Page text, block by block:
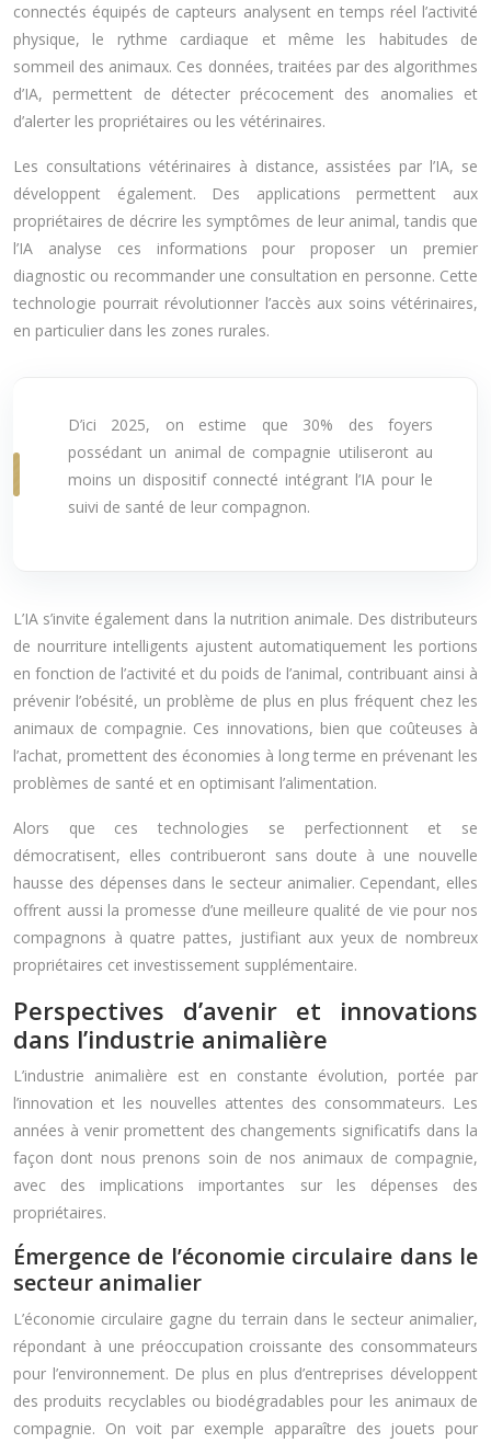
connectés équipés de capteurs analysent en temps réel l’activité
physique, le rythme cardiaque et même les habitudes de
sommeil des animaux. Ces données, traitées par des algorithmes
d’IA, permettent de détecter précocement des anomalies et
d’alerter les propriétaires ou les vétérinaires.
Les consultations vétérinaires à distance, assistées par l’IA, se
développent également. Des applications permettent aux
propriétaires de décrire les symptômes de leur animal, tandis que
l’IA analyse ces informations pour proposer un premier
diagnostic ou recommander une consultation en personne. Cette
technologie pourrait révolutionner l’accès aux soins vétérinaires,
en particulier dans les zones rurales.
D’ici 2025, on estime que 30% des foyers
possédant un animal de compagnie utiliseront au
moins un dispositif connecté intégrant l’IA pour le
suivi de santé de leur compagnon.
L’IA s’invite également dans la nutrition animale. Des distributeurs
de nourriture intelligents ajustent automatiquement les portions
en fonction de l’activité et du poids de l’animal, contribuant ainsi à
prévenir l’obésité, un problème de plus en plus fréquent chez les
animaux de compagnie. Ces innovations, bien que coûteuses à
l’achat, promettent des économies à long terme en prévenant les
problèmes de santé et en optimisant l’alimentation.
Alors que ces technologies se perfectionnent et se
démocratisent, elles contribueront sans doute à une nouvelle
hausse des dépenses dans le secteur animalier. Cependant, elles
offrent aussi la promesse d’une meilleure qualité de vie pour nos
compagnons à quatre pattes, justifiant aux yeux de nombreux
propriétaires cet investissement supplémentaire.
Perspectives d’avenir et innovations
dans l’industrie animalière
L’industrie animalière est en constante évolution, portée par
l’innovation et les nouvelles attentes des consommateurs. Les
années à venir promettent des changements significatifs dans la
façon dont nous prenons soin de nos animaux de compagnie,
avec des implications importantes sur les dépenses des
propriétaires.
Émergence de l’économie circulaire dans le
secteur animalier
L’économie circulaire gagne du terrain dans le secteur animalier,
répondant à une préoccupation croissante des consommateurs
pour l’environnement. De plus en plus d’entreprises développent
des produits recyclables ou biodégradables pour les animaux de
compagnie. On voit par exemple apparaître des jouets pour